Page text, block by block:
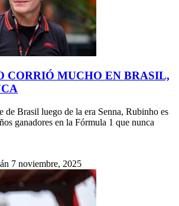
CORRIÓ MUCHO EN BRASIL,
de Brasil luego de la era Senna, Rubinho es
ganadores en la Fórmula 1 que nunca
7 noviembre, 2025